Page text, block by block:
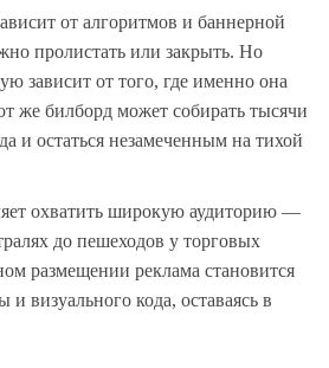
от алгоритмов и баннерной
пролистать или закрыть. Но
зависит от того, где именно она
же билборд может собирать тысячи
и остаться незамеченным на тихой
охватить широкую аудиторию —
до пешеходов у торговых
размещении реклама становится
и визуального кода, оставаясь в